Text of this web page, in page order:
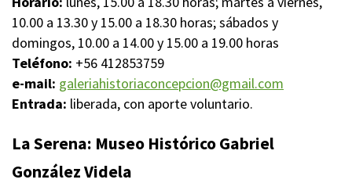
10.00 a 13.30 y 15.00 a 18.30 horas; sábados y
domingos, 10.00 a 14.00 y 15.00 a 19.00 horas
Teléfono: +56 412853759
e-mail: galeriahistoriaconcepcion@gmail.com
Entrada: liberada, con aporte voluntario.
La Serena: Museo Histórico Gabriel
González Videla